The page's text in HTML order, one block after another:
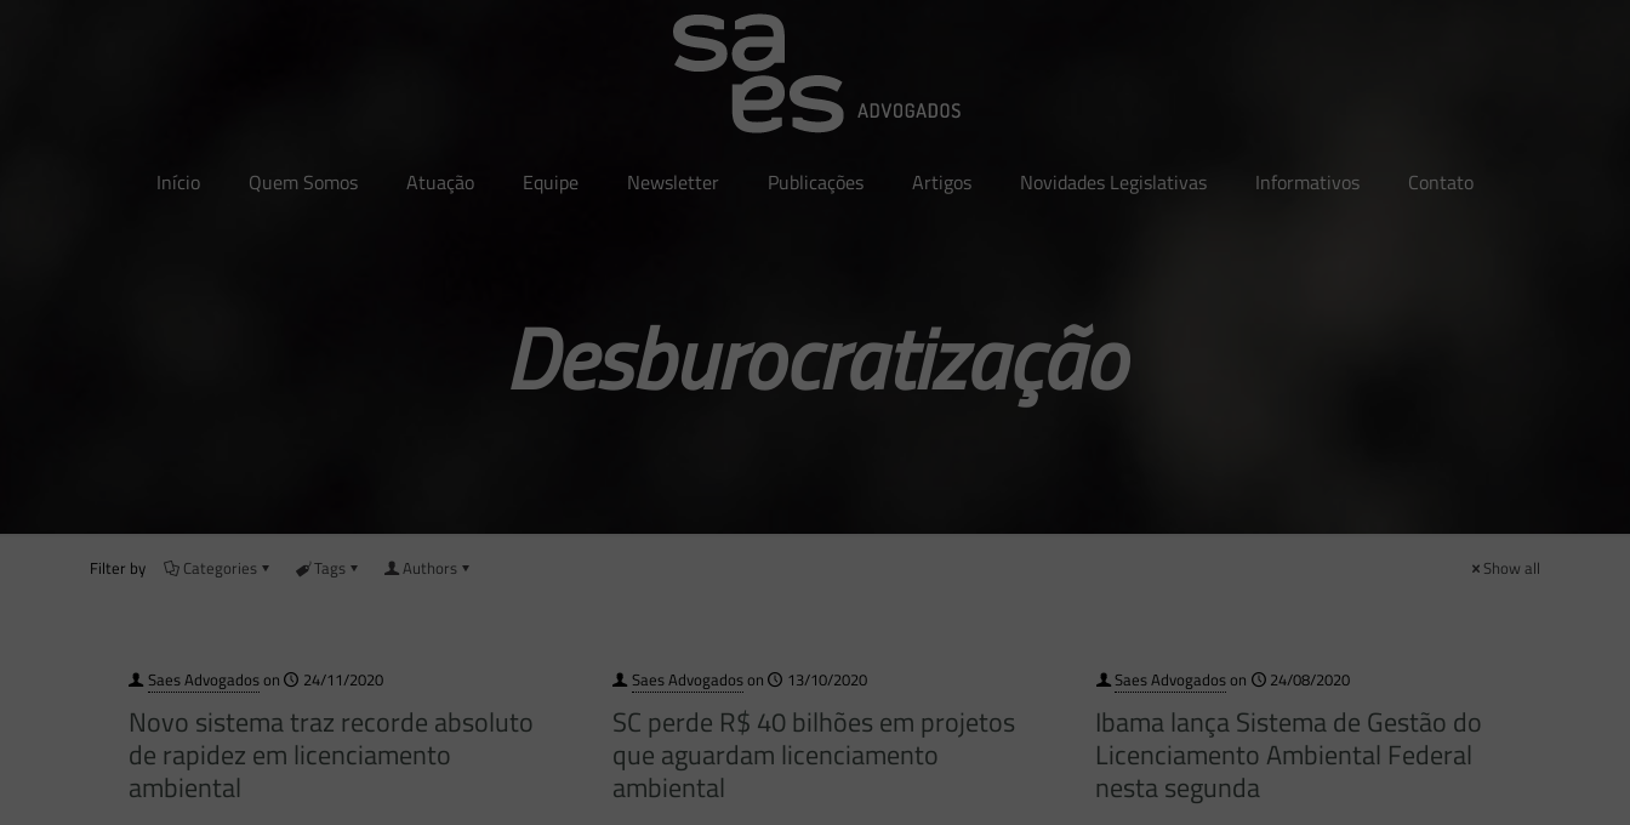
Início Quem Somos Atuação Equipe Newsletter Publicações Artigos Novidades Legislativas Informativos Contato
Desburocratização
Filter by Categories Tags Authors Show all
Saes Advogadoson 24/11/2020
Novo sistema traz recorde absoluto
de rapidez em licenciamento
ambiental
Saes Advogadoson 13/10/2020
SC perde R$ 40 bilhões em projetos
que aguardam licenciamento
ambiental
Saes Advogadoson 24/08/2020
Ibama lança Sistema de Gestão do
Licenciamento Ambiental Federal
nesta segunda